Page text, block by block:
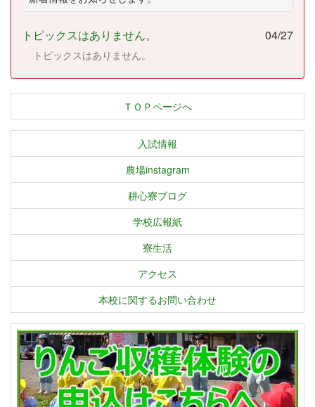
トピックスはありません。 04/27
トピックスはありません。
ＴＯＰページへ
入試情報
農場instagram
耕心寮ブログ
学校広報紙
寮生活
アクセス
本校に関するお問い合わせ